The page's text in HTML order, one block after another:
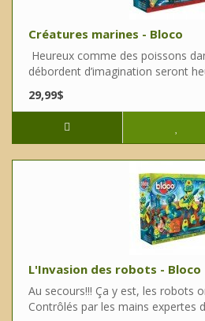
Créatures marines - Bloco
Heureux comme des poissons
débordent d’imagination seront
29,99$
L'Invasion des robots - Bloco
Au secours!!! Ça y est, les robots
Contrôlés par les mains expertes